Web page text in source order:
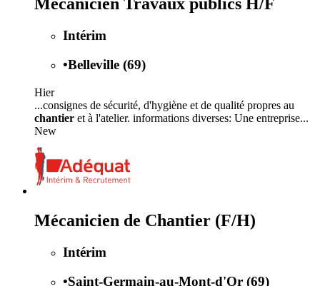
Mécanicien Travaux publics H/F
Intérim
•Belleville (69)
Hier
...consignes de sécurité, d'hygiène et de qualité propres au
chantier et à l'atelier. informations diverses: Une entreprise...
New
Mécanicien de Chantier (F/H)
Intérim
•Saint-Germain-au-Mont-d'Or (69)